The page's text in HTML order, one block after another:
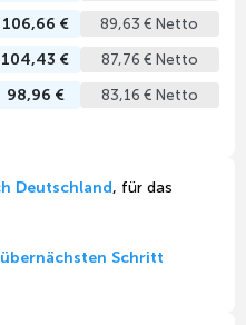
106,66 € 89,63 € Netto
104,43 € 87,76 € Netto
98,96 € 83,16 € Netto
Deutschland, für das
Schritt